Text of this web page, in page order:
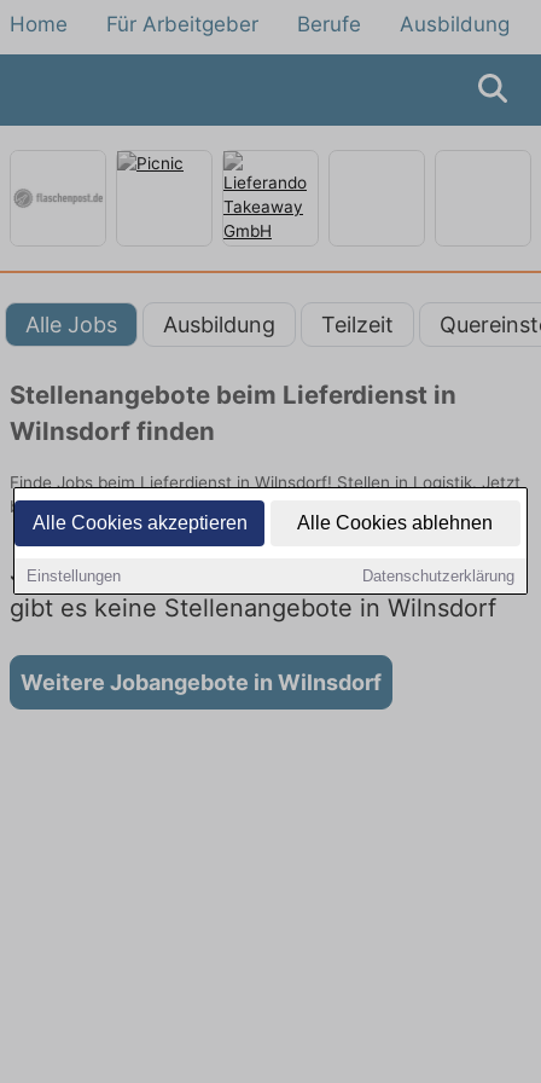
Alle Cookies akzeptieren Alle Cookies ablehnen
Einstellungen Datenschutzerklärung
Home Für Arbeitgeber Berufe Ausbildung
Alle Jobs Ausbildung Teilzeit
Stellenangebote beim Lieferdienst in
Wilnsdorf finden
Finde Jobs beim Lieferdienst in Wilnsdorf! Stellen in Logistik. Jetzt
bewerben!
Jobs beim Lieferdienst in Wilnsdorf: Aktuell
gibt es keine Stellenangebote in Wilnsdorf
Weitere Jobangebote in Wilnsdorf